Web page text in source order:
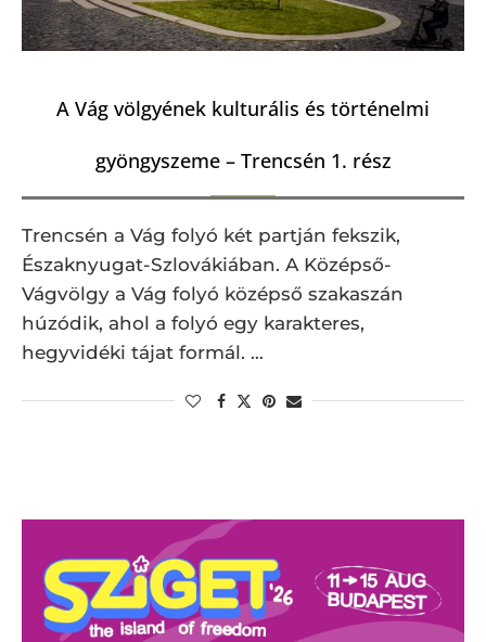
A Vág völgyének kulturális és történelmi
gyöngyszeme – Trencsén 1. rész
Trencsén a Vág folyó két partján fekszik,
Északnyugat-Szlovákiában. A Középső-
Vágvölgy a Vág folyó középső szakaszán
húzódik, ahol a folyó egy karakteres,
hegyvidéki tájat formál. …